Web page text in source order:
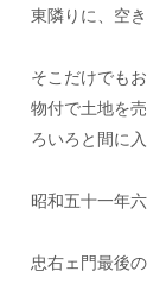
東隣りに、空
そこだけでも
物付で土地を
ろいろと間に
昭和五十一年
忠右ェ門最後